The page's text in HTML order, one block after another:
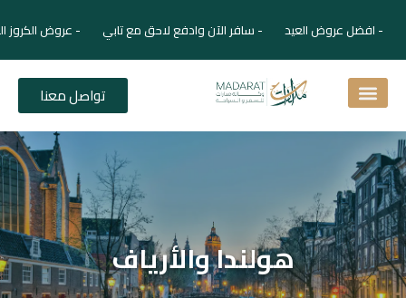
- افضل عروض العيد - سافر الآن وادفع لاحق مع تابي - عروض الكروز
تواصل معنا
هولندا والأرياف